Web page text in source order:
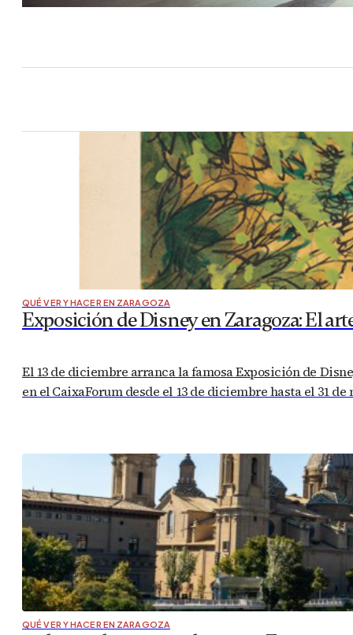
QUÉ VER Y HACER EN ZARAGOZA
Exposición de Disney en Zaragoza: El
El 13 de diciembre arranca la famosa Exposición de
en el CaixaForum desde el 13 de diciembre hasta el 31
QUÉ VER Y HACER EN ZARAGOZA